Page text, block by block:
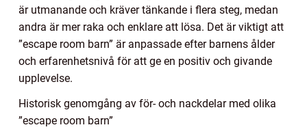
är utmanande och kräver tänkande i flera steg, medan
andra är mer raka och enklare att lösa. Det är viktigt att
”escape room barn” är anpassade efter barnens ålder
och erfarenhetsnivå för att ge en positiv och givande
upplevelse.
Historisk genomgång av för- och nackdelar med olika
”escape room barn”